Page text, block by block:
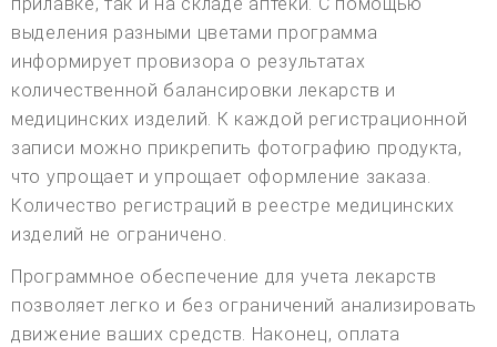
выделения разными цветами программа
информирует провизора о результатах
количественной балансировки лекарств и
медицинских изделий. К каждой регистрационной
записи можно прикрепить фотографию продукта,
что упрощает и упрощает оформление заказа.
Количество регистраций в реестре медицинских
изделий не ограничено.
Программное обеспечение для учета лекарств
позволяет легко и без ограничений анализировать
движение ваших средств. Наконец, оплата